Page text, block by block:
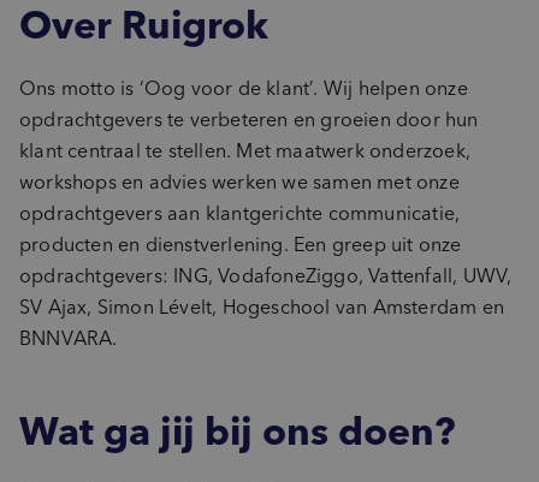
Over Ruigrok
Ons motto is ‘Oog voor de klant’. Wij helpen onze
opdrachtgevers te verbeteren en groeien door hun
klant centraal te stellen. Met maatwerk onderzoek,
workshops en advies werken we samen met onze
opdrachtgevers aan klantgerichte communicatie,
producten en dienstverlening. Een greep uit onze
opdrachtgevers: ING, VodafoneZiggo, Vattenfall, UWV,
SV Ajax, Simon Lévelt, Hogeschool van Amsterdam en
BNNVARA.
Wat ga jij bij ons doen?